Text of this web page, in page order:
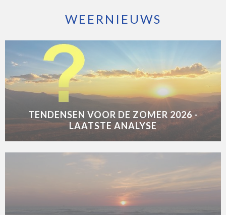
WEERNIEUWS
TENDENSEN VOOR DE ZOMER 2026 -
LAATSTE ANALYSE